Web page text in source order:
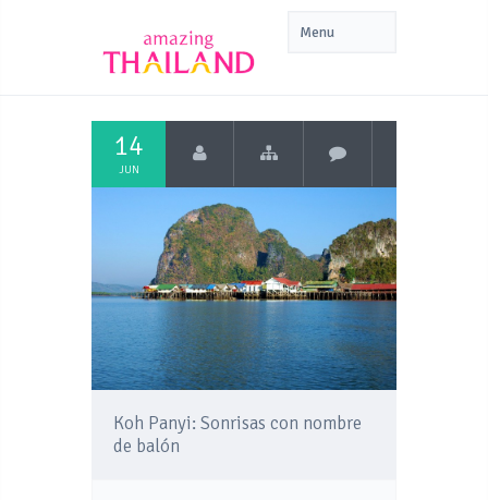
14
JUN
Koh Panyi: Sonrisas con nombre
de balón